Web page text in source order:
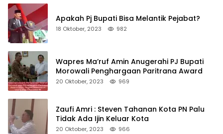
Apakah Pj Bupati Bisa Melantik Pejabat?
18 Oktober, 2023 982
Wapres Ma’ruf Amin Anugerahi PJ Bupati
Morowali Penghargaan Paritrana Award
20 Oktober, 2023 969
Zaufi Amri : Steven Tahanan Kota PN Palu
Tidak Ada Ijin Keluar Kota
20 Oktober, 2023 966